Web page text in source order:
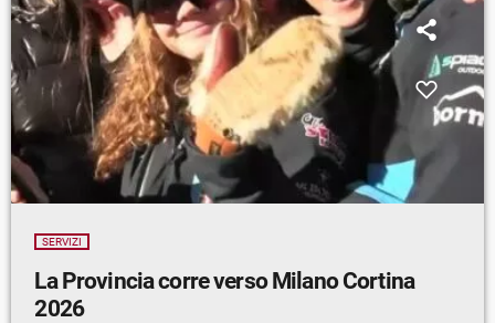
SERVIZI
La Provincia corre verso Milano Cortina
2026